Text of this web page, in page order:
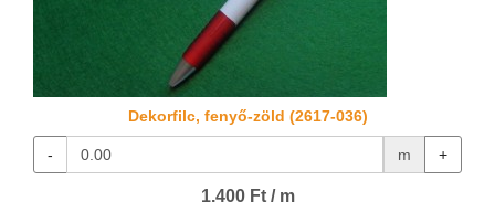
Dekorfilc, fenyő-zöld (2617-036)
- m +
1.400 Ft / m